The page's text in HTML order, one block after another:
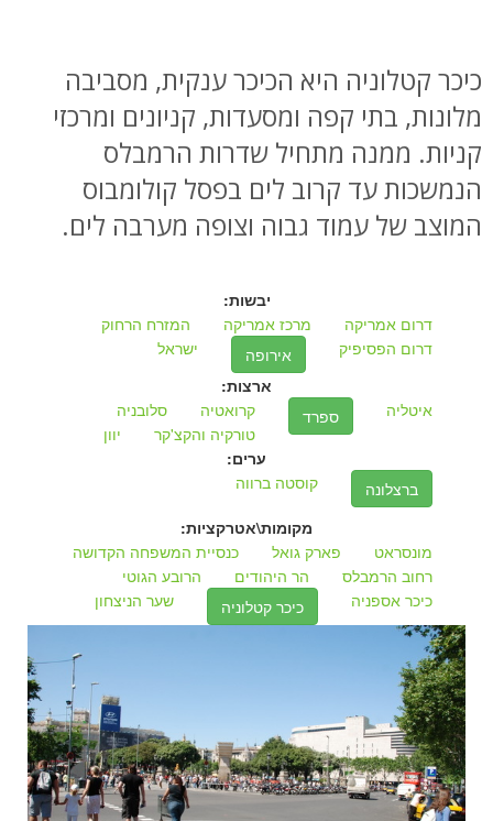
כיכר קטלוניה היא הכיכר ענקית, מסביבה
מלונות, בתי קפה ומסעדות, קניונים ומרכזי
קניות. ממנה מתחיל שדרות הרמבלס
הנמשכות עד קרוב לים בפסל קולומבוס
המוצב של עמוד גבוה וצופה מערבה לים.
יבשות:
דרום אמריקה
מרכז אמריקה
המזרח הרחוק
דרום הפסיפיק
אירופה
ישראל
ארצות:
איטליה
ספרד קרואטיה
סלובניה
טורקיה והקצ'קר
יוון
ערים:
ברצלונה
קוסטה ברווה
מקומות\אטרקציות:
מונסראט
פארק גואל
כנסיית המשפחה הקדושה
רחוב הרמבלס
הר היהודים
הרובע הגוטי
כיכר אספניה
כיכר קטלוניה שער הניצחון